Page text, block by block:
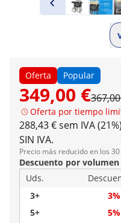
Oferta Popular
349,00 €
Oferta por tiempo
288,43 € sem IVA (21%)
SIN IVA.
Precio más reducido en los
Descuento por volumen
Uds.
3+
3%
5+
5%